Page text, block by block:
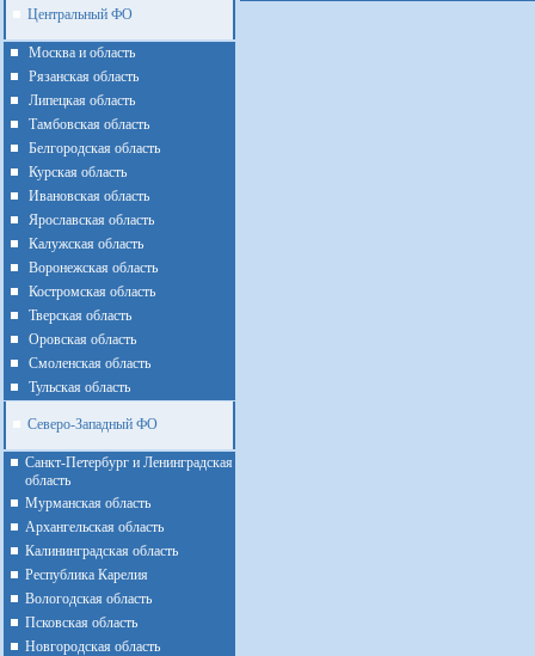
Центральный ФО
Москва и область
Рязанская область
Липецкая область
Тамбовская область
Белгородская область
Курская область
Ивановская область
Ярославская область
Калужская область
Воронежская область
Костромская область
Тверская область
Оровская область
Смоленская область
Тульская область
Северо-Западный ФО
Санкт-Петербург и Ленинградская
область
Мурманская область
Архангельская область
Калининградская область
Республика Карелия
Вологодская область
Псковская область
Новгородская область